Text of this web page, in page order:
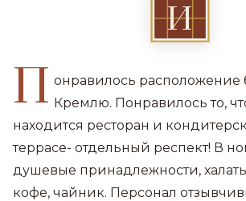
И
П онравилось расположение
Кремлю. Понравилось то,
находится ресторан и
террасе- отдельный респект! В
душевые принадлежности,
кофе, чайник. Персонал